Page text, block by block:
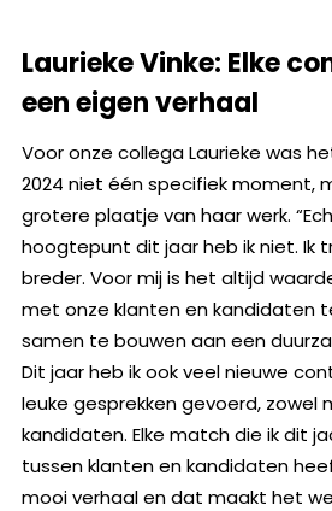
Laurieke Vinke: Elke
een eigen verhaal
Voor onze collega Laurieke was
2024 niet één specifiek moment,
grotere plaatje van haar werk.
hoogtepunt dit jaar heb ik niet. Ik
breder. Voor mij is het altijd
met onze klanten en kandidaten
samen te bouwen aan een
Dit jaar heb ik ook veel nieuwe
leuke gesprekken gevoerd, zowel
kandidaten. Elke match die ik dit
tussen klanten en kandidaten
mooi verhaal en dat maakt het